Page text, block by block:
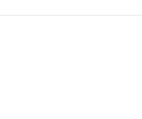
数的继承 by 阮